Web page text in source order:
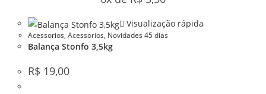
Visualização rápida
Acessorios,Acessorios, Novidades 45 dias
Balança Stonfo 3,5kg
R$ 19,00